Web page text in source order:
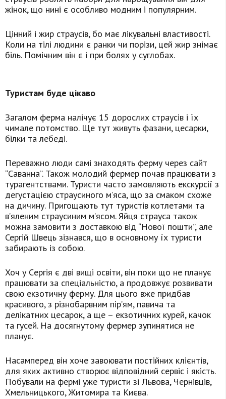
жінок, що нині є особливо модним і популярним.
Цінний і жир страусів, бо має лікувальні властивості.
Коли на тілі людини є ранки чи порізи, цей жир знімає
біль. Помічним він є і при болях у суглобах.
Туристам буде цікаво
Загалом ферма налічує 15 дорослих страусів і їх
чимале потомство. Ще тут живуть фазани, цесарки,
білки та лебеді.
Переважно люди самі знаходять ферму через сайт
“Саванна”. Також молодий фермер почав працювати з
турагентствами. Туристи часто замовляють екскурсії з
дегустацією страусиного м’яса, що за смаком схоже
на дичину. Пригощають тут туристів котлетами та
в’яленим страусиним м’ясом. Яйця страуса також
можна замовити з доставкою від “Нової пошти”, але
Сергій Швець зізнався, що в основному їх туристи
забирають із собою.
Хоч у Cергія є дві вищі освіти, він поки що не планує
працювати за спеціальністю, а продовжує розвивати
свою екзотичну ферму. Для цього вже придбав
красивого, з різнобарвним пір’ям, павича та
делікатних цесарок, а ще – екзотичних курей, качок
та гусей. На досягнутому фермер зупинятися не
планує.
Насамперед він хоче завоювати постійних клієнтів,
для яких активно створює відповідний сервіс і якість.
Побували на фермі уже туристи зі Львова, Чернівців,
Хмельницького, Житомира та Києва.